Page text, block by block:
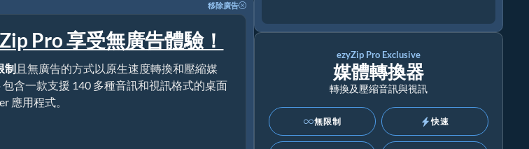
移除廣告
Pro 享受無廣告體驗！
制且無廣告的方式以原生速度轉換和壓縮媒
包含一款支援 140 多種音訊和視訊格式的桌面
應用程式。
ezyZip Pro Exclusive
媒體轉換器
轉換及壓縮音訊與視訊
無限制 快速